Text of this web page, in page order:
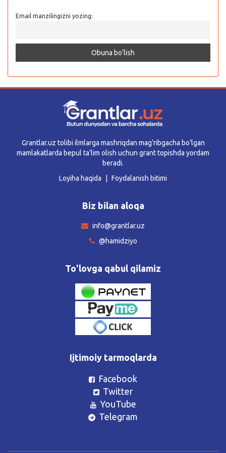
Email manzilingizni yozing:
Grantlar.uz tolibi ilmlarga mashriqdan mag’ribgacha bo’lgan
mamlakatlarda bepul ta’lim olish uchun grant topishda yordam
beradi.
Loyiha haqida
Foydalanish bitimi
Biz bilan aloqa
info@grantlar.uz
@hamidziyo
To'lovga qabul qilamiz
Ijtimoiy tarmoqlarda
Facebook
Twitter
YouTube
Telegram